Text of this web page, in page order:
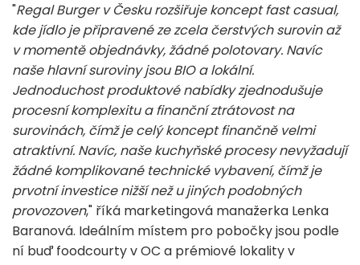
"Regal Burger v Česku rozšiřuje koncept fast casual,
kde jídlo je připravené ze zcela čerstvých surovin až
v momentě objednávky, žádné polotovary. Navíc
naše hlavní suroviny jsou BIO a lokální.
Jednoduchost produktové nabídky zjednodušuje
procesní komplexitu a finanční ztrátovost na
surovinách, čímž je celý koncept finančně velmi
atraktivní. Navíc, naše kuchyňské procesy nevyžadují
žádné komplikované technické vybavení, čímž je
prvotní investice nižší než u jiných podobných
provozoven," říká marketingová manažerka Lenka
Baranová. Ideálním místem pro pobočky jsou podle
ní buď foodcourty v OC a prémiové lokality v